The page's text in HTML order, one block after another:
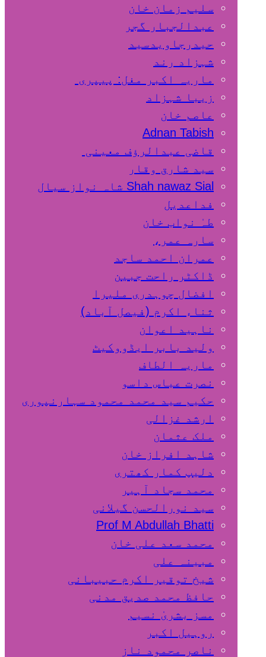
سلیم زمان خان
عبدالجبار گجر
حیدرجاویدسید
شہزاد رند
ماریہ اکبر مغل: پیپری
زیبا شہزاد
عاصم خان
Adnan Tabish
قاضی عبدالرؤف معینی
سید شارق وقار
Shah nawaz Sial شاہ نواز سیال
فداعدیل
طہٰ نواب خان
سارہ عمر،
عمران احمد ساجد
ڈاکٹر راحت جبین
افضال چوہدری ملیرا
ثناء اکرم (فیصل آباد)
ناہید اعوان
ولید بابر ایڈووکیٹ
ماریہ الطاف
نصرت عباس داسو
حکیم سید محمد محمود سہارنپوری
ارشد غزالی
ملک عثمان
شاہد افراز خان
دلیپ کمار کھتری
محمد سجاد آہیر
سید نورالحسن گیلانی
Prof M Abdullah Bhatti
محمد سعد علی خان
مبینہ علی
شیخ توقیر اکرم حبیبانی
حافظ محمد صدیق مدنی
مسز بشریٰ نسیم
روہیل اکبر
ناصر محمود ناز